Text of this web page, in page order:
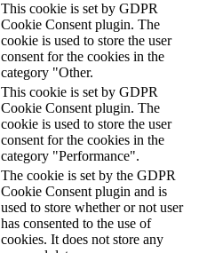
This cookie is set by GDPR
Cookie Consent plugin. The
cookie is used to store the user
consent for the cookies in the
category "Other.
This cookie is set by GDPR
Cookie Consent plugin. The
cookie is used to store the user
consent for the cookies in the
category "Performance".
The cookie is set by the GDPR
Cookie Consent plugin and is
used to store whether or not user
has consented to the use of
cookies. It does not store any